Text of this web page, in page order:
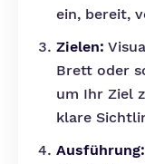
ein, bereit,
Zielen:
Brett oder
um Ihr Ziel
klare
Ausführung: